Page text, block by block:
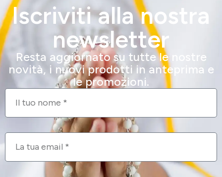
Iscriviti alla nostra
newsletter
Resta aggiornato su tutte le nostre
novità, i nuovi prodotti in anteprima e
le promozioni.